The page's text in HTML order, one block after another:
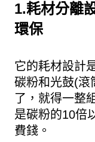
1.耗材分離
環保
它的耗材設計
碳粉和光鼓(滾
了，就得一整
是碳粉的10倍
費錢。